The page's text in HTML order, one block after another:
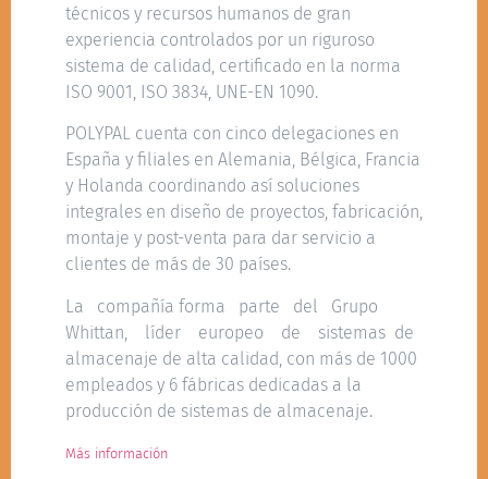
técnicos y recursos humanos de gran
experiencia controlados por un riguroso
sistema de calidad, certificado en la norma
ISO 9001, ISO 3834, UNE-EN 1090.
POLYPAL cuenta con cinco delegaciones en
España y filiales en Alemania, Bélgica, Francia
y Holanda coordinando así soluciones
integrales en diseño de proyectos, fabricación,
montaje y post-venta para dar servicio a
clientes de más de 30 países.
La compañía forma parte del Grupo
Whittan, líder europeo de sistemas de
almacenaje de alta calidad, con más de 1000
empleados y 6 fábricas dedicadas a la
producción de sistemas de almacenaje.
Más información